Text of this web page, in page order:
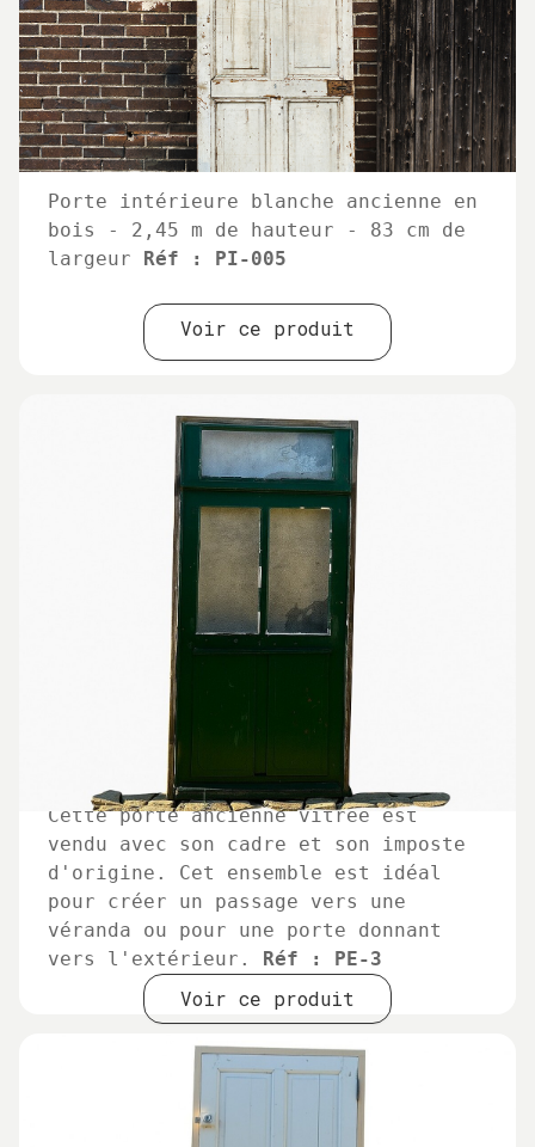
Porte intérieure blanche ancienne en
bois - 2,45 m de hauteur - 83 cm de
largeur Réf : PI-005
Voir ce produit
Cette porte ancienne vitrée est
vendu avec son cadre et son imposte
d'origine. Cet ensemble est idéal
pour créer un passage vers une
véranda ou pour une porte donnant
vers l'extérieur.
Réf : PE-3
Voir ce produit